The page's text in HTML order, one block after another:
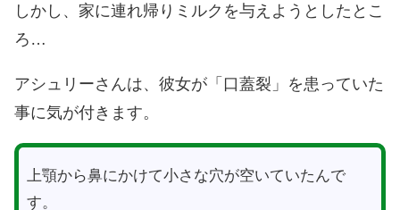
しかし、家に連れ帰りミルクを与えようとしたとこ
ろ…
アシュリーさんは、彼女が「口蓋裂」を患っていた
事に気が付きます。
上顎から鼻にかけて小さな穴が空いていたんで
す。